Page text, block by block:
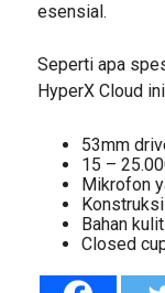
esensial.
Seperti apa
HyperX Cloud
53mm
15 –
Mikrofon
Bahan
Closed